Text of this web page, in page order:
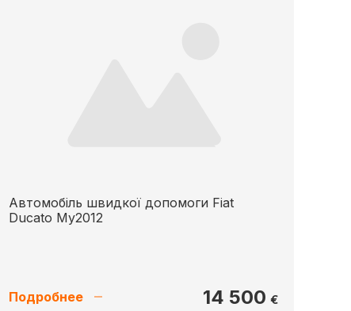
Автомобіль швидкої допомоги Fiat
Ducato My2012
Подробнее 14 500 €